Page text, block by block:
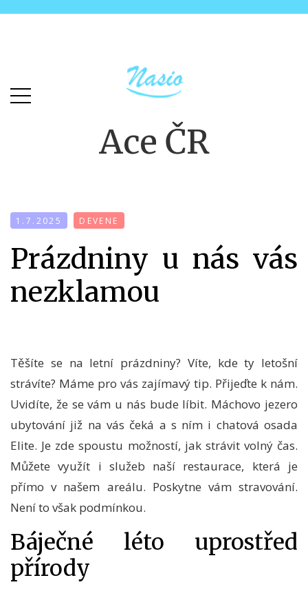
Ace ČR
1.7.2025 DEVENE
Prázdniny u nás vás
nezklamou
Těšíte se na letní prázdniny? Víte, kde ty letošní
strávíte? Máme pro vás zajímavý tip. Přijeďte k nám.
Uvidíte, že se vám u nás bude líbit. Máchovo jezero
ubytování již na vás čeká a s ním i chatová osada
Elite. Je zde spoustu možností, jak strávit volný čas.
Můžete využít i služeb naší restaurace, která je
přímo v našem areálu. Poskytne vám stravování.
Není to však podmínkou.
Báječné léto uprostřed
přírody